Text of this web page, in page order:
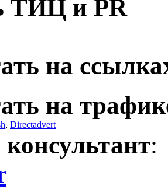
ТИЦ и PR
на
на
, Directadvert
: